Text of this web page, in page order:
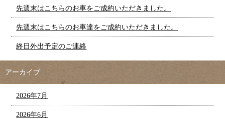
先週末はこちらのお車をご成約いただきました。
先週末はこちらのお車達をご成約いただきました。
終日外出予定のご連絡
アーカイブ
2026年7月
2026年6月